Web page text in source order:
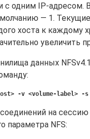
с одним IP-адресом.
— 1.
хоста к каждому
увеличить
данных
-v <volume-label> -s
на
параметра NFS: